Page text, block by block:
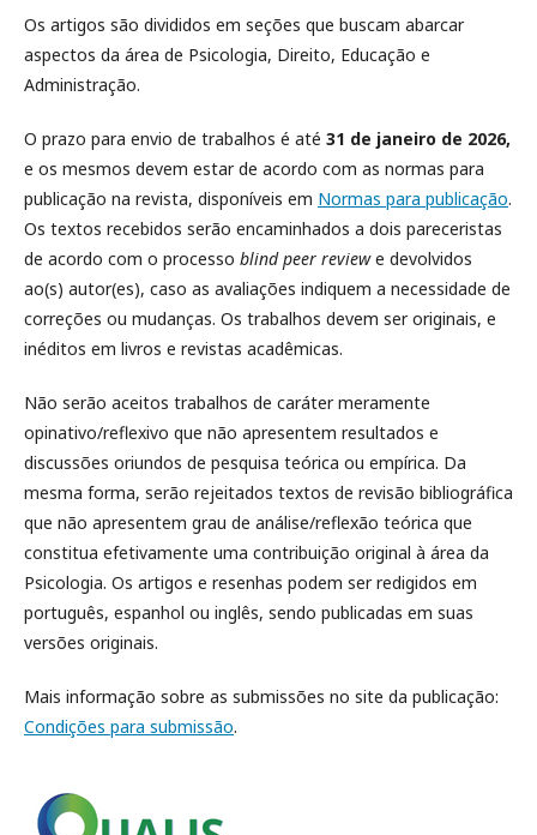
Os artigos são divididos em seções que buscam abarcar
aspectos da área de Psicologia, Direito, Educação e
Administração.
O prazo para envio de trabalhos é até 31 de janeiro de 2026,
e os mesmos devem estar de acordo com as normas para
publicação na revista, disponíveis em Normas para publicação.
Os textos recebidos serão encaminhados a dois pareceristas
de acordo com o processo blind peer reviewe devolvidos
ao(s) autor(es), caso as avaliações indiquem a necessidade de
correções ou mudanças. Os trabalhos devem ser originais, e
inéditos em livros e revistas acadêmicas.
Não serão aceitos trabalhos de caráter meramente
opinativo/reflexivo que não apresentem resultados e
discussões oriundos de pesquisa teórica ou empírica. Da
mesma forma, serão rejeitados textos de revisão bibliográfica
que não apresentem grau de análise/reflexão teórica que
constitua efetivamente uma contribuição original à área da
Psicologia. Os artigos e resenhas podem ser redigidos em
português, espanhol ou inglês, sendo publicadas em suas
versões originais.
Mais informação sobre as submissões no site da publicação:
Condições para submissão.